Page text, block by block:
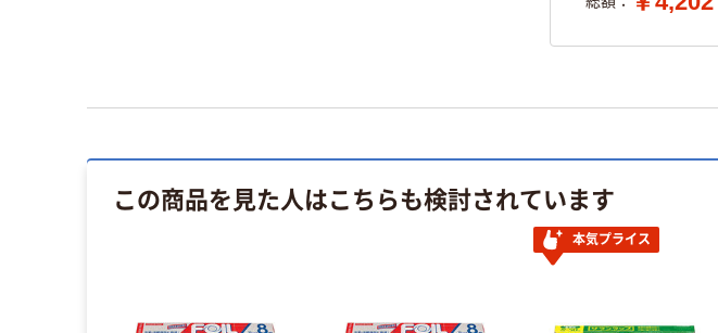
この商品を見た人はこちらも検討されています
本気プライス